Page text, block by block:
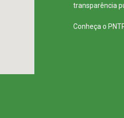
transparência
Conheça o